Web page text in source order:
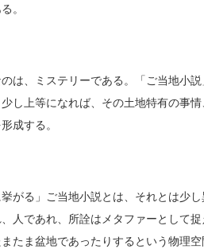
。
は、ミステリーである。「ご当地小
し上等になれば、その土地特有の事
成する。
がる」ご当地小説とは、それとは少
人であれ、所詮はメタファーとして
たま盆地であったりするという物理